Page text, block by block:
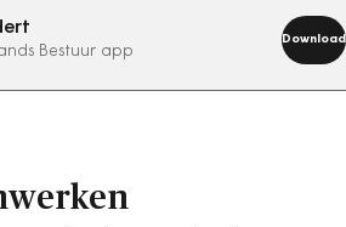
Bestuur app
Download
nu